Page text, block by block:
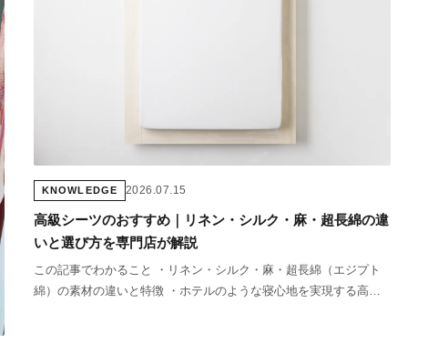
KNOWLEDGE 2026.07.15
高級シーツのおすすめ｜リネン・シルク・麻・超長綿の違
いと選び方を専門店が解説
この記事でわかること ・リネン・シルク・麻・超長綿（エジプト
綿）の素材の違いと特徴 ・ホテルのような寝心地を実現する高級